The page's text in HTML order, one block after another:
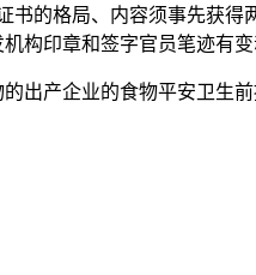
格局、内容须事先获得
构印章和签字官员笔迹有
产企业的食物平安卫生前